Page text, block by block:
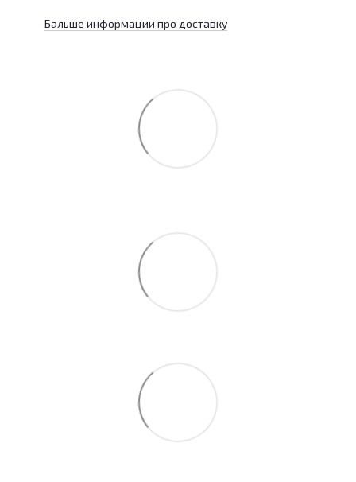
Бальше информации про доставку